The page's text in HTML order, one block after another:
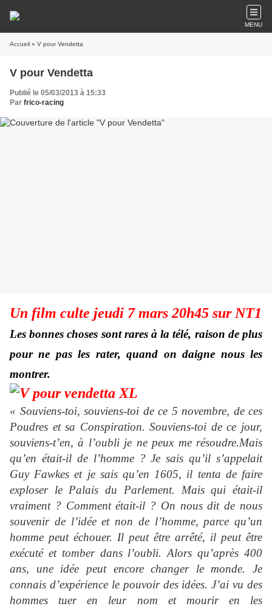
MENU
Accueil » V pour Vendetta
V pour Vendetta
Publié le 05/03/2013 à 15:33
Par frico-racing
Un film culte jeudi 7 mars 20h45 sur NT1
Les bonnes choses sont rares à la télé, raison de plus
pour ne pas les rater, quand on daigne nous les
montrer.
« Souviens-toi, souviens-toi de ce 5 novembre, de ces
Poudres et sa Conspiration. Souviens-toi de ce jour,
souviens-t’en, à l’oubli je ne peux me résoudre.Mais
qu’en était-il de l’homme ? Je sais qu’il s’appelait
Guy Fawkes et je sais qu’en 1605, il tenta de faire
exploser le Palais du Parlement. Mais qui était-il
vraiment ? Comment était-il ? On nous dit de nous
souvenir de l’idée et non de l’homme, parce qu’un
homme peut échouer. Il peut être arrêté, il peut être
exécuté et tomber dans l’oubli. Alors qu’après 400
ans, une idée peut encore changer le monde. Je
connais d’expérience le pouvoir des idées. J’ai vu des
hommes tuer en leur nom et mourir en les